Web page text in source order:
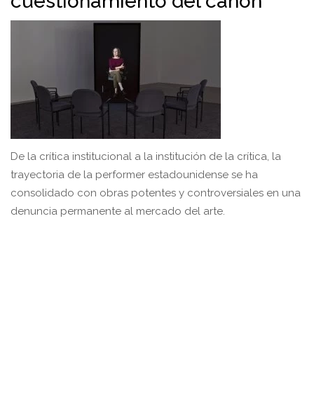
De la crítica institucional a la institución de la crítica, la
trayectoria de la performer estadounidense se ha
consolidado con obras potentes y controversiales en una
denuncia permanente al mercado del arte.